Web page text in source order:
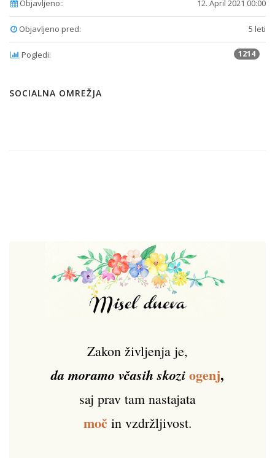
Objavljeno:: 12. April 2021 00:00
Objavljeno pred: 5 leti
Pogledi: 1214
SOCIALNA OMREŽJA
Zakon življenja je,
da moramo včasih skoziogenj,
saj prav tam nastajata
močin vzdržljivost.